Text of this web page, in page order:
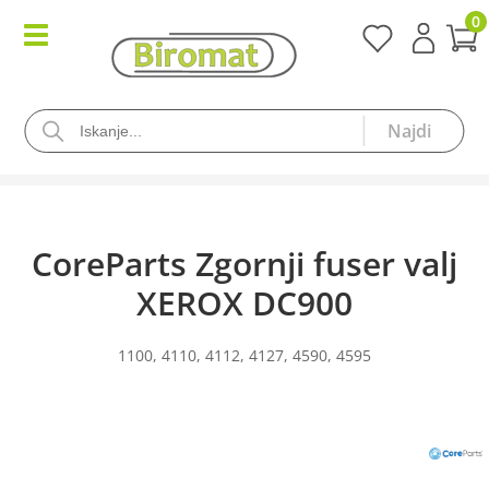
0
CoreParts Zgornji fuser valj
XEROX DC900
1100, 4110, 4112, 4127, 4590, 4595